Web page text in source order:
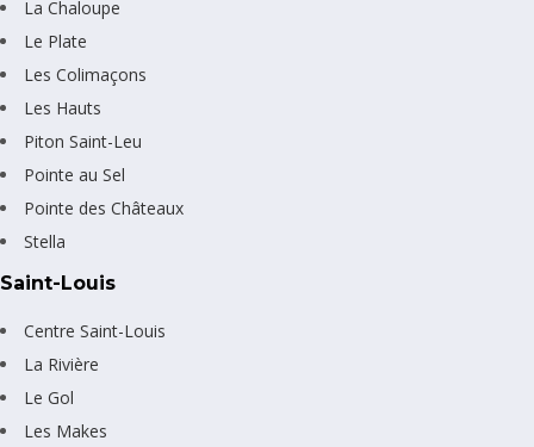
La Chaloupe
Le Plate
Les Colimaçons
Les Hauts
Piton Saint-Leu
Pointe au Sel
Pointe des Châteaux
Stella
Saint-Louis
Centre Saint-Louis
La Rivière
Le Gol
Les Makes